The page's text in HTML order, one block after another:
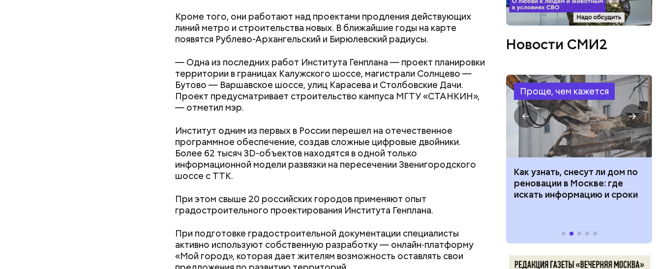
Кроме того, они работают над проектами продления действующих
линий метро и строительства новых. В ближайшие годы на карте
появятся Рублево-Архангельский и Бирюлевский радиусы.
— Одна из последних работ Института Генплана — проект планировки
территории в границах Калужского шоссе, магистрали Солнцево —
Бутово — Варшавское шоссе, улиц Карасева и Столбовские Дачи.
Проект предусматривает строительство кампуса МГТУ «СТАНКИН»,
— отметил мэр.
Институт одним из первых в России перешел на отечественное
программное обеспечение, создав сложные цифровые двойники.
Более 62 тысяч 3D-объектов находятся в одной только
информационной модели развязки на пересечении Звенигородского
шоссе с ТТК.
При этом свыше 20 российских городов применяют опыт
градостроительного проектирования Института Генплана.
При подготовке градостроительной документации специалисты
активно используют собственную разработку — онлайн‑платформу
«Мой город», которая дает жителям возможность оставлять свои
— Спасибо вам, друзья, за высокий профессионализм,
добросовестный труд и огромный вклад в развитие столицы, за
реализованные проекты, которые делают нашу любимую Москву
Строительство метро
Новости СМИ2
Проще, чем кажется
Как поменять батареи дома и
Как получить до 100 тысяч
трудной ситуации: кто может
претендовать и какие нужны
документы
Как узнать, снесут ли дом по
реновации в Москве: где
искать информацию и сроки